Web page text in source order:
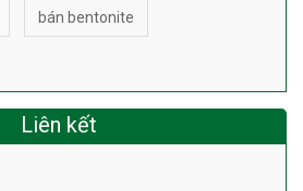
bán bentonite
Liên kết